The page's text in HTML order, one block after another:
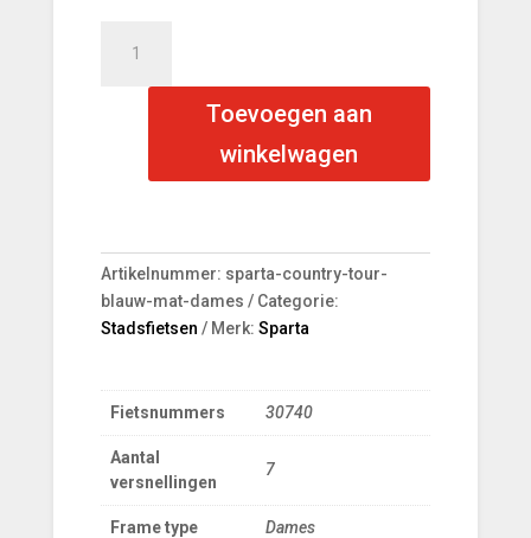
Country
Toevoegen aan
winkelwagen
Artikelnummer: sparta-country-tour-
blauw-mat-dames
Categorie:
Stadsfietsen
Merk: Sparta
Fietsnummers 30740
Aantal
versnellingen
7
Frame type Dames